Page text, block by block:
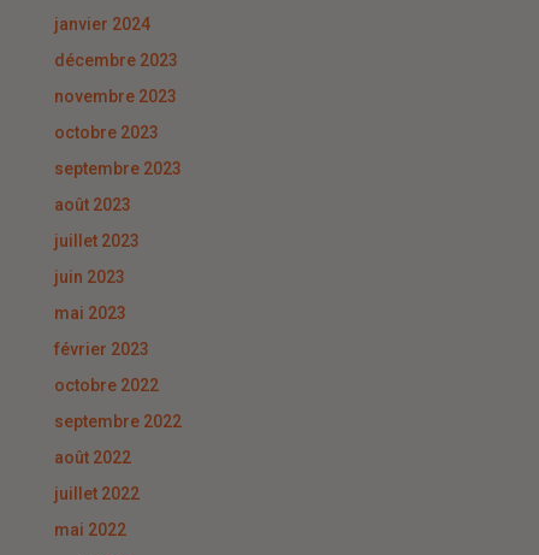
janvier 2024
décembre 2023
novembre 2023
octobre 2023
septembre 2023
août 2023
juillet 2023
juin 2023
mai 2023
février 2023
octobre 2022
septembre 2022
août 2022
juillet 2022
mai 2022